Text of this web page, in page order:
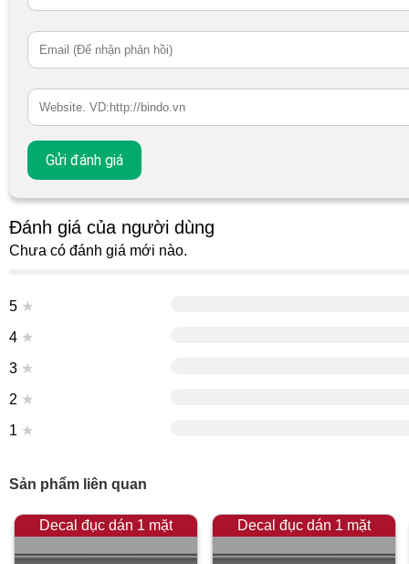
Đánh giá của người dùng
Chưa có đánh giá mới nào.
5 ★
4 ★
3 ★
2 ★
1 ★
Sản phẩm liên quan
Decal đục dán 1 mặt Decal đục dán 1 mặt